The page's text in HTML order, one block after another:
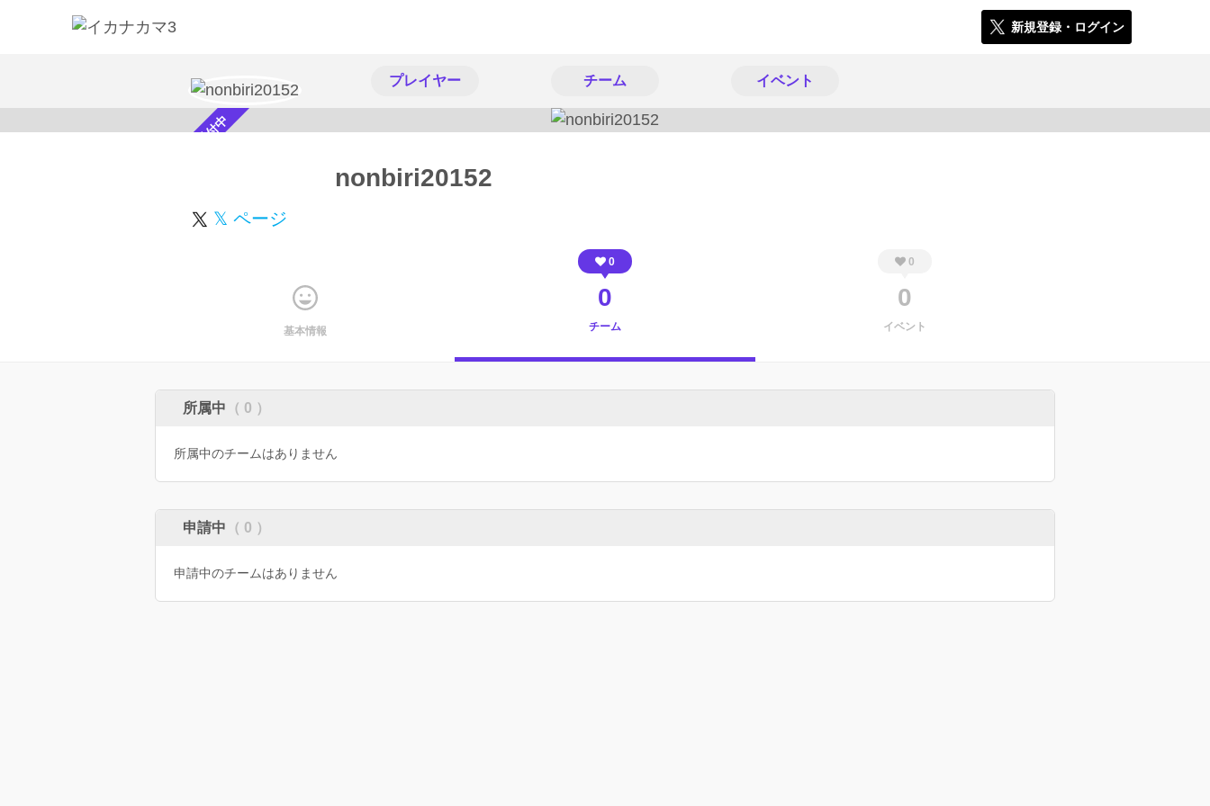
新規登録・ログイン
プレイヤー チーム イベント
スカウト受付中 nonbiri20152
𝕏 ページ
基本情報
0
0
チーム
0
0
イベント
所属中 （ 0 ）
所属中のチームはありません
申請中 （ 0 ）
申請中のチームはありません